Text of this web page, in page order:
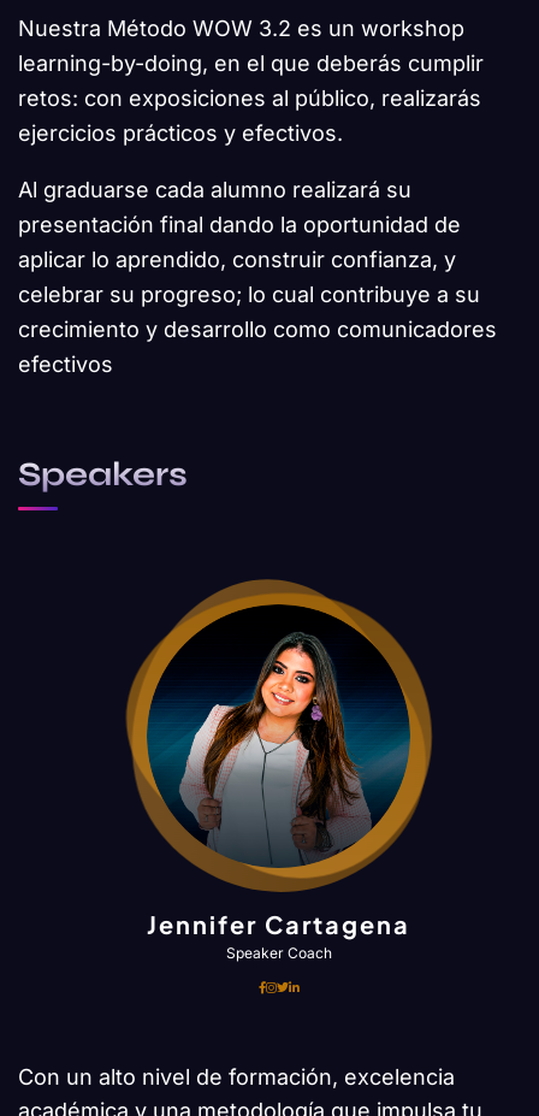
Nuestra Método WOW 3.2 es un workshop
learning-by-doing, en el que deberás cumplir
retos: con exposiciones al público, realizarás
ejercicios prácticos y efectivos.
Al graduarse cada alumno realizará su
presentación final dando la oportunidad de
aplicar lo aprendido, construir confianza, y
celebrar su progreso; lo cual contribuye a su
crecimiento y desarrollo como comunicadores
efectivos
Speakers
Jennifer Cartagena
Speaker Coach
Con un alto nivel de formación, excelencia
académica y una metodología que impulsa tu